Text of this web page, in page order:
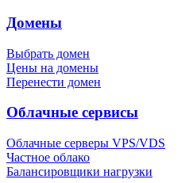
Домены
Выбрать домен
Цены на домены
Перенести домен
Облачные сервисы
Облачные серверы VPS/VDS
Частное облако
Балансировщики нагрузки